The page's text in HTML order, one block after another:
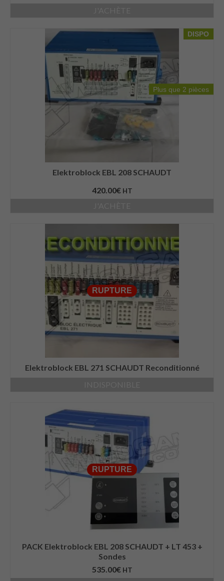
Plus que 2 pièces
DISPO
Elektroblock EBL 208 SCHAUDT
420.00€ HT
RUPTURE
Elektroblock EBL 271 SCHAUDT Reconditionné
RUPTURE
PACK Elektroblock EBL 208 SCHAUDT + LT 453 +
Sondes
535.00€ HT